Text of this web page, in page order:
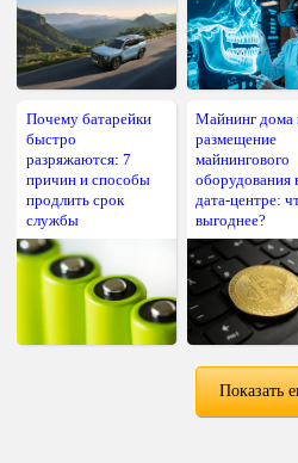
Почему батарейки
быстро
разряжаются: 7
причин и способы
продлить срок
службы
Майнинг дома
размещение
майнингового
оборудования
дата-центре:
выгоднее?
Показать